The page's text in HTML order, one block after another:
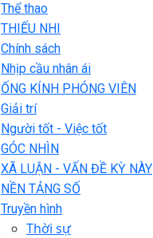
Thể thao
THIẾU NHI
Chính sách
Nhịp cầu nhân ái
ỐNG KÍNH PHÓNG VIÊN
Giải trí
Người tốt - Việc tốt
GÓC NHÌN
XÃ LUẬN - VẤN ĐỀ KỲ NÀY
NỀN TẢNG SỐ
Truyền hình
Thời sự